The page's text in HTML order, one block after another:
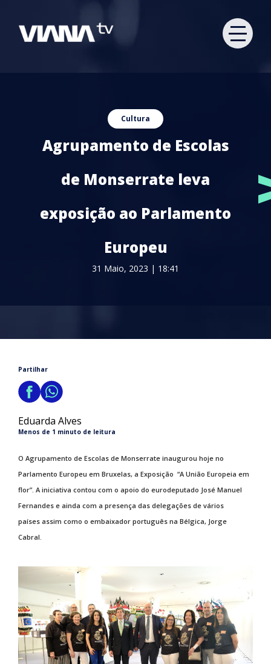
Cultura
Agrupamento de Escolas
de Monserrate leva
exposição ao Parlamento
Europeu
31 Maio, 2023 | 18:41
Partilhar
Eduarda Alves
Menos de 1 minuto de leitura
O Agrupamento de Escolas de Monserrate inaugurou hoje no
Parlamento Europeu em Bruxelas, a Exposição “A União Europeia em
flor”. A iniciativa contou com o apoio do eurodeputado José Manuel
Fernandes e ainda com a presença das delegações de vários
países assim como o embaixador português na Bélgica, Jorge
Cabral.